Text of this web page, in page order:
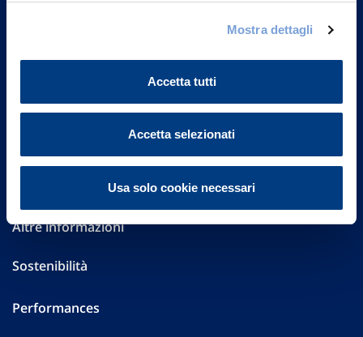
Mostra dettagli
Accetta tutti
Accetta selezionati
Usa solo cookie necessari
FAQ
Investor Relations
Altre informazioni
Sostenibilità
Performances